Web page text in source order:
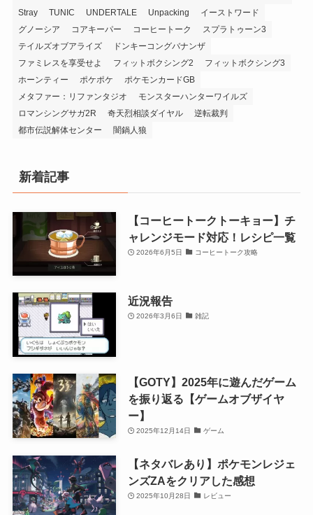
Stray
TUNIC UNDERTALE Unpacking
イーストワード
グノーシア
コアキーパー コーヒートーク
スプラトゥーン3
テイルズオブアライズ
ドンキーコングバナンザ
ファミレスを享受せよ
フィットボクシング2
フィットボクシング3
ホーンティー
ポケポケ
ポケモンカードGB
メタファー：リファンタジオ
モンスターハンターワイルズ
ロマンシングサガ2R
奇天烈相談ダイヤル
逆転裁判
都市伝説解体センター
闇鍋人狼
新着記事
【コーヒートークトーキョー】チ
ャレンジモード対応！レシピ一覧
2026年6月5日 コーヒートーク攻略
近況報告
2026年3月6日 雑記
【GOTY】2025年に遊んだゲーム
を振り返る【ゲームオブザイヤ
ー】
2025年12月14日 ゲーム
【ネタバレあり】ポケモンレジェ
ンズZAをクリアした感想
2025年10月28日 レビュー